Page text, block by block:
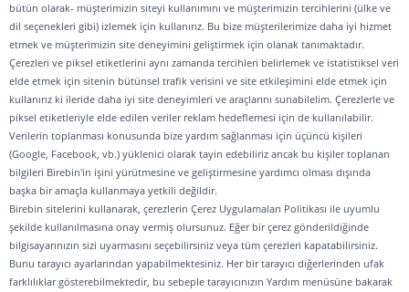
bütün olarak- müşterimizin siteyi kullanımını ve müşterimizin tercihlerini (ülke ve
dil seçenekleri gibi) izlemek için kullanırız. Bu bize müşterilerimize daha iyi hizmet
etmek ve müşterimizin site deneyimini geliştirmek için olanak tanımaktadır.
Çerezleri ve piksel etiketlerini aynı zamanda tercihleri belirlemek ve istatistiksel veri
elde etmek için sitenin bütünsel trafik verisini ve site etkileşimini elde etmek için
kullanırız ki ileride daha iyi site deneyimleri ve araçlarını sunabilelim. Çerezlerle ve
piksel etiketleriyle elde edilen veriler reklam hedeflemesi için de kullanılabilir.
Verilerin toplanması konusunda bize yardım sağlanması için üçüncü kişileri
(Google, Facebook, vb.) yüklenici olarak tayin edebiliriz ancak bu kişiler toplanan
bilgileri Birebin'in işini yürütmesine ve geliştirmesine yardımcı olması dışında
başka bir amaçla kullanmaya yetkili değildir.
Birebin sitelerini kullanarak, çerezlerin Çerez Uygulamaları Politikası ile uyumlu
şekilde kullanılmasına onay vermiş olursunuz. Eğer bir çerez gönderildiğinde
bilgisayarınızın sizi uyarmasını seçebilirsiniz veya tüm çerezleri kapatabilirsiniz.
Bunu tarayıcı ayarlarından yapabilmektesiniz. Her bir tarayıcı diğerlerinden ufak
farklılıklar gösterebilmektedir, bu sebeple tarayıcınızın Yardım menüsüne bakarak